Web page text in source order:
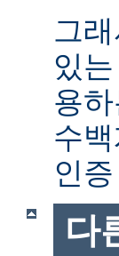
그
있
용
수
인
다